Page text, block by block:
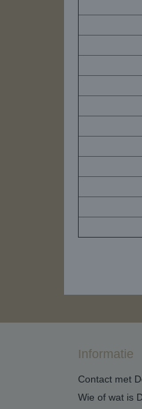
Informatie
Contact met
Wie of wat is